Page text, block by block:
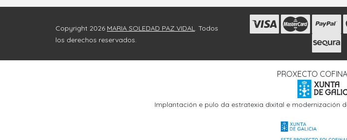
Copyright 2026 MARIA SOLEDAD PAZ VIDAL. Todos
los derechos reservados.
PROXECTO
Implantación e pulo da estratexia dixital e modernización